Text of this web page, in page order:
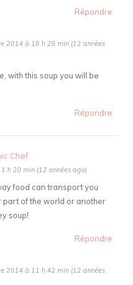
Répondre
2014 à 18 h 28 min (12 années
with this soup you will be
Répondre
Chef
h 20 min (12 années ago)
food can transport you
part of the world or another
soup!
Répondre
2014 à 11 h 42 min (12 années